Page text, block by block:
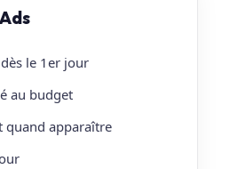
le 1er jour
au budget
quand apparaître